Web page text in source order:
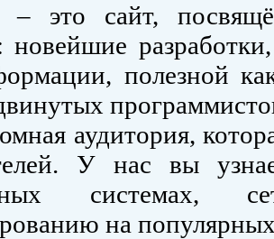
– это сайт,
новейшие
полезной
аудитория,
У нас вы
системах,
на